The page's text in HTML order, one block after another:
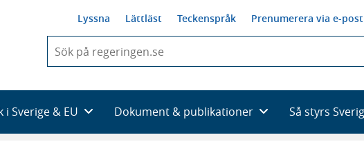
Lyssna Lättläst Teckenspråk Prenumerera via e-post
du
skriva
framträder
en
Sverige & EU Dokument & publikationer Så styrs